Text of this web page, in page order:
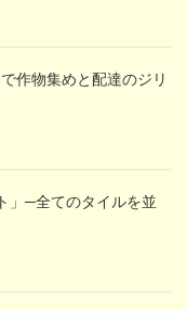
作物集めと配達のジリ
」─全てのタイルを並